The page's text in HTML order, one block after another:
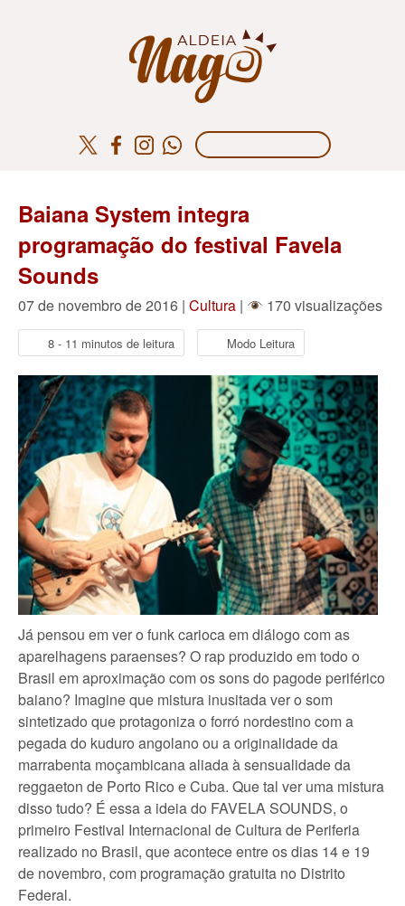
Baiana System integra
programação do festival Favela
Sounds
07 de novembro de 2016 | Cultura | 170 visualizações
8 - 11 minutos de leitura Modo Leitura
Já pensou em ver o funk carioca em diálogo com as
aparelhagens paraenses? O rap produzido em todo o
Brasil em aproximação com os sons do pagode periférico
baiano? Imagine que mistura inusitada ver o som
sintetizado que protagoniza o forró nordestino com a
pegada do kuduro angolano ou a originalidade da
marrabenta moçambicana aliada à sensualidade da
reggaeton de Porto Rico e Cuba. Que tal ver uma mistura
disso tudo? É essa a ideia do FAVELA SOUNDS, o
primeiro Festival Internacional de Cultura de Periferia
realizado no Brasil, que acontece entre os dias 14 e 19
de novembro, com programação gratuita no Distrito
Federal.